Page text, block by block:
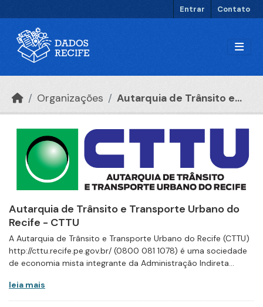
Entrar Contato
Organizações Autarquia de Trânsito e...
Autarquia de Trânsito e Transporte Urbano do
Recife - CTTU
A Autarquia de Trânsito e Transporte Urbano do Recife (CTTU)
http://cttu.recife.pe.gov.br/ (0800 081 1078) é uma sociedade
de economia mista integrante da Administração Indireta...
leia mais